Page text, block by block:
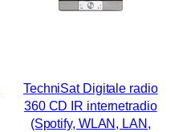
TechniSat Digitale radio
360 CD IR internetradio
(Spotify, WLAN, LAN,